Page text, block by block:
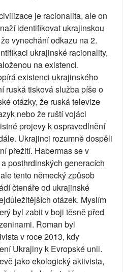
je racionalita, ale on
identifikovat ukrajinskou
vynechání odkazu na 2.
ukrajinské racionality,
na existenci.
existenci ukrajinského
ruská tisková služba píše o
otázky, že ruská televize
nebo že ruští vojáci
projevy k ospravedlnění
Ukrajinci rozumně dospěli
přežití. Habermas se v
posthrdinských generacích
tento německý způsob
čtenáře od ukrajinské
otázek. Myslím
byl zabit v boji těsně před
Roman byl
v roce 2013, kdy
Ukrajiny k Evropské unii.
jako ekologický aktivista,